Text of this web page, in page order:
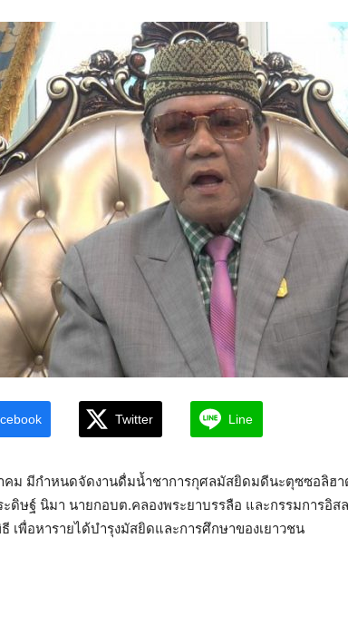
Twitter Line
ม มีกำหนดจัดงานดื่มน้ำชาการกุศลมัสยิดมดีนะตุซซอลิฮา
ดิษฐ์ นิมา นายกอบต.คลองพระยาบรรลือ และกรรมการอิส
เพื่อหารายได้บำรุงมัสยิดและการศึกษาของเยาวชน